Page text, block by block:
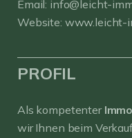
Email: info@leicht-
Website: www.leicht-
PROFIL
Als kompetenter
wir Ihnen beim